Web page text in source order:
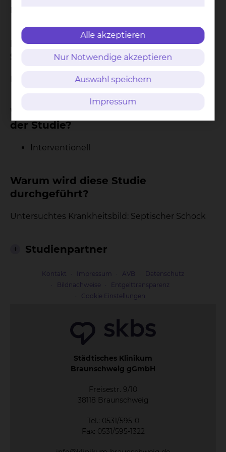
In welcher Phase befindet sich die
Studie?
Was sind die wichtigsten Merkmale
der Studie?
Interventionell
Warum wird diese Studie
durchgeführt?
Untersuchtes Krankheitsbild: Septischer Schock
Studienpartner
Kontakt Impressum AVB
Datenschutz
Bildnachweise
Entgelttransparenz
Cookie Einstellungen
Städtisches Klinikum
Braunschweig gGmbH
Freisestr. 9/10
38118 Braunschweig
Tel.: 0531/595-0
Fax: 0531/595-1322
Alle akzeptieren
Nur Notwendige akzeptieren
Auswahl speichern
Impressum